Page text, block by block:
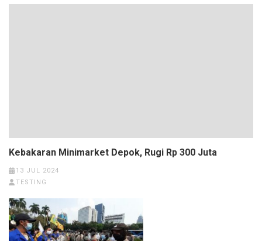
Kebakaran Minimarket Depok, Rugi Rp 300 Juta
13 JUL 2024
TESTING